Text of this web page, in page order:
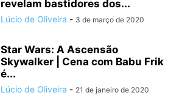
revelam bastidores dos...
Lúcio de Oliveira - 3 de março de 2020
Star Wars: A Ascensão
Skywalker | Cena com Babu Frik
é...
Lúcio de Oliveira - 21 de janeiro de 2020